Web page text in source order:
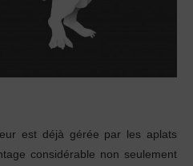
est déjà gérée par les aplats
considérable non seulement